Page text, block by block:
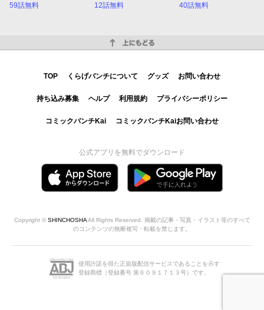
59話無料 12話無料 40話無料
TOP くらげバンチについて グッズ お問い合わせ
持ち込み募集 ヘルプ 利用規約 プライバシーポリシー
コミックバンチKai コミックバンチKaiお問い合わせ
公式アプリを無料でダウンロード
Copyright © SHINCHOSHAAll Rights Reserved. 掲載の記事・写真・イラスト等のすべて
のコンテンツの無断複写・転載を禁じます。
使用許諾を得た正規版配信サービスであることを示す
登録商標（登録番号 第６０９１７１３号）です。